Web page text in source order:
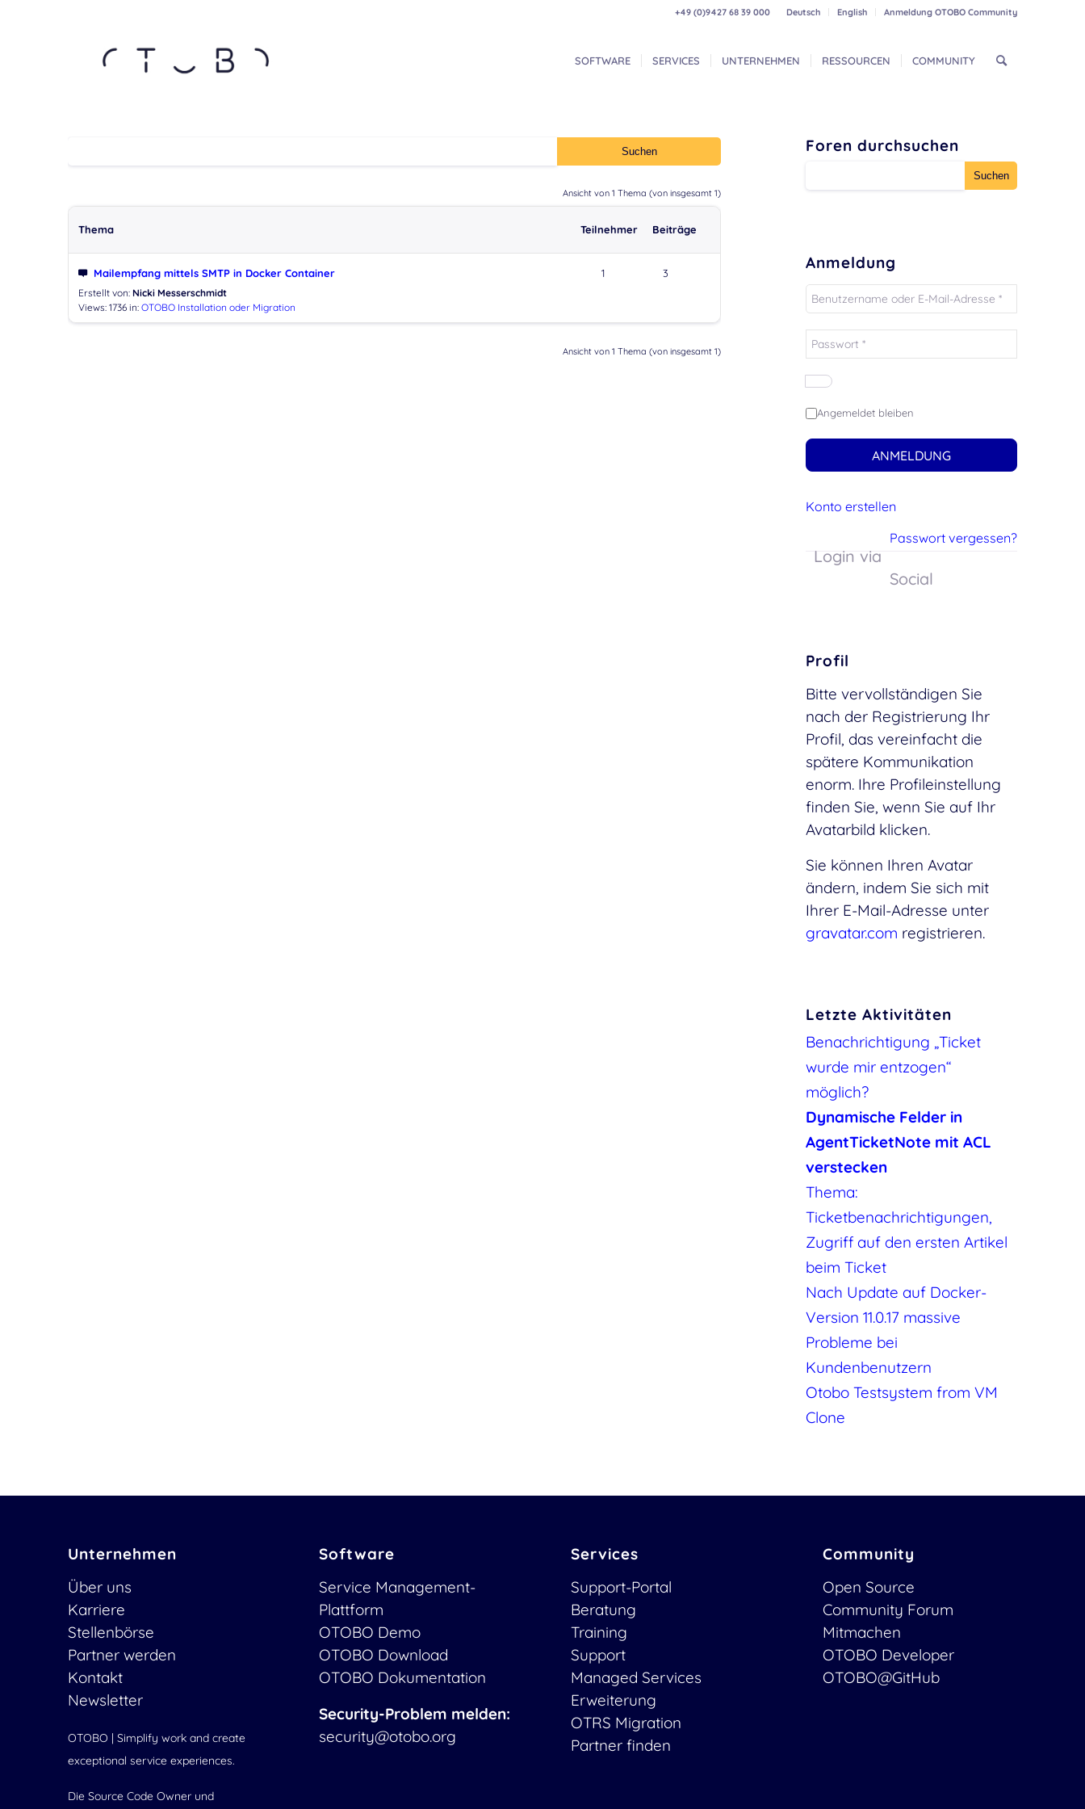
Deutsch English Anmeldung OTOBO Community
+49 (0)9427 68 39 000
SOFTWARE SERVICES UNTERNEHMEN RESSOURCEN COMMUNITY
Ansicht von 1 Thema (von insgesamt 1)
Thema Teilnehmer Beiträge
Mailempfang mittels SMTP in Docker Container
Erstellt von: Nicki Messerschmidt
Views: 1736 in: OTOBO Installation oder Migration
1 3
Ansicht von 1 Thema (von insgesamt 1)
Foren durchsuchen
Anmeldung
Angemeldet bleiben
ANMELDUNG
Konto erstellen
Passwort vergessen?
Login via
Social
Profil
Bitte vervollständigen Sie
nach der Registrierung Ihr
Profil, das vereinfacht die
spätere Kommunikation
enorm. Ihre Profileinstellung
finden Sie, wenn Sie auf Ihr
Avatarbild klicken.
Sie können Ihren Avatar
ändern, indem Sie sich mit
Ihrer E-Mail-Adresse unter
gravatar.com registrieren.
Letzte Aktivitäten
Benachrichtigung „Ticket
wurde mir entzogen“
möglich?
Dynamische Felder in
AgentTicketNote mit ACL
verstecken
Thema:
Ticketbenachrichtigungen,
Zugriff auf den ersten Artikel
beim Ticket
Nach Update auf Docker-
Version 11.0.17 massive
Probleme bei
Kundenbenutzern
Otobo Testsystem from VM
Clone
Unternehmen
Über uns
Karriere
Stellenbörse
Partner werden
Kontakt
Newsletter
OTOBO | Simplify work and create
exceptional service experiences.
Die Source Code Owner und
Software
Service Management-
Plattform
OTOBO Demo
OTOBO Download
OTOBO Dokumentation
Security-Problem melden:
security@otobo.org
Services
Support-Portal
Beratung
Training
Support
Managed Services
Erweiterung
OTRS Migration
Partner finden
Community
Open Source
Community Forum
Mitmachen
OTOBO Developer
OTOBO@GitHub